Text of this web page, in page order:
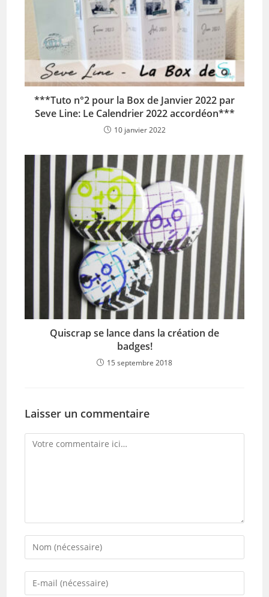
***Tuto n°2 pour la Box de Janvier 2022 par
Seve Line: Le Calendrier 2022 accordéon***
10 janvier 2022
Quiscrap se lance dans la création de
badges!
15 septembre 2018
Laisser un commentaire
Comment
Enter
your
name
Enter
your